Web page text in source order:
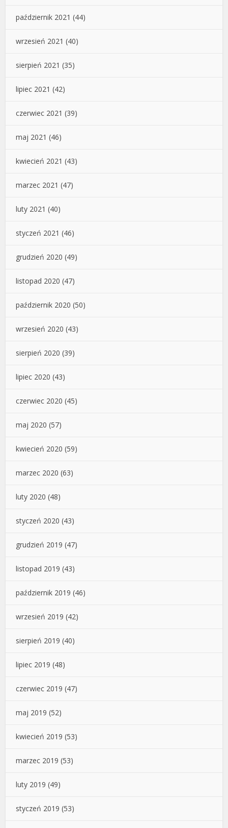
październik 2021 (44)
wrzesień 2021 (40)
sierpień 2021 (35)
lipiec 2021 (42)
czerwiec 2021 (39)
maj 2021 (46)
kwiecień 2021 (43)
marzec 2021 (47)
luty 2021 (40)
styczeń 2021 (46)
grudzień 2020 (49)
listopad 2020 (47)
październik 2020 (50)
wrzesień 2020 (43)
sierpień 2020 (39)
lipiec 2020 (43)
czerwiec 2020 (45)
maj 2020 (57)
kwiecień 2020 (59)
marzec 2020 (63)
luty 2020 (48)
styczeń 2020 (43)
grudzień 2019 (47)
listopad 2019 (43)
październik 2019 (46)
wrzesień 2019 (42)
sierpień 2019 (40)
lipiec 2019 (48)
czerwiec 2019 (47)
maj 2019 (52)
kwiecień 2019 (53)
marzec 2019 (53)
luty 2019 (49)
styczeń 2019 (53)